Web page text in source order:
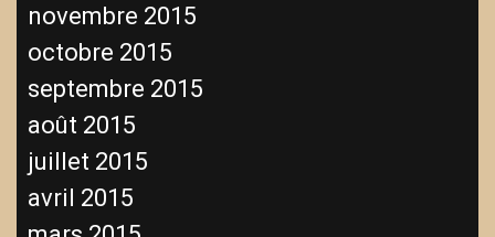
novembre 2015
octobre 2015
septembre 2015
août 2015
juillet 2015
avril 2015